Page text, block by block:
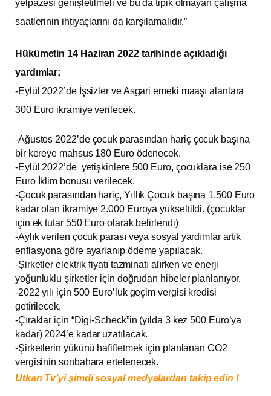
yelpazesi genişletilmeli ve bu da tipik olmayan çalışma
saatlerinin ihtiyaçlarını da karşılamalıdır.”
Hükümetin 14 Haziran 2022 tarihinde açıkladığı
yardımlar;
-Eylül 2022’de İşsizler ve Asgari emeki maaşı alanlara
300 Euro ikramiye verilecek.
-Ağustos 2022’de çocuk parasından hariç çocuk başına
bir kereye mahsus 180 Euro ödenecek.
-Eylül 2022’de yetişkinlere 500 Euro, çocuklara ise 250
Euro İklim bonusu verilecek.
-Çocuk parasından hariç, Yıllık Çocuk başına 1.500 Euro
kadar olan ikramiye 2.000 Euroya yükseltildi. (çocuklar
için ek tutar 550 Euro olarak belirlendi)
-Aylık verilen çocuk parası veya sosyal yardımlar artık
enflasyona göre ayarlanıp ödeme yapılacak.
-Şirketler elektrik fiyatı tazminatı alırken ve enerji
yoğunluklu şirketler için doğrudan hibeler planlanıyor.
-2022 yılı için 500 Euro’luk geçim vergisi kredisi
getirilecek.
-Çıraklar için “Digi-Scheck”in (yılda 3 kez 500 Euro’ya
kadar) 2024’e kadar uzatılacak.
-Şirketlerin yükünü hafifletmek için planlanan CO2
vergisinin sonbahara ertelenecek.
Utkan Tv’yi şimdi sosyal medyalardan takip edin !